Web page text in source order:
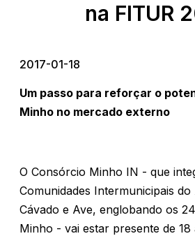
na FITUR
2017-01-18
Um passo para reforçar o
Minho no mercado externo
O Consórcio Minho IN - que
Comunidades Intermunicipais
Cávado e Ave, englobando os
Minho - vai estar presente de 18